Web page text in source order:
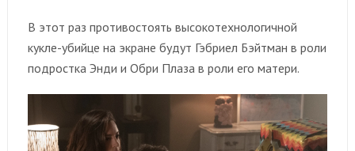
В этот раз противостоять высокотехнологичной
кукле-убийце на экране будут Гэбриел Бэйтман в роли
подростка Энди и Обри Плаза в роли его матери.